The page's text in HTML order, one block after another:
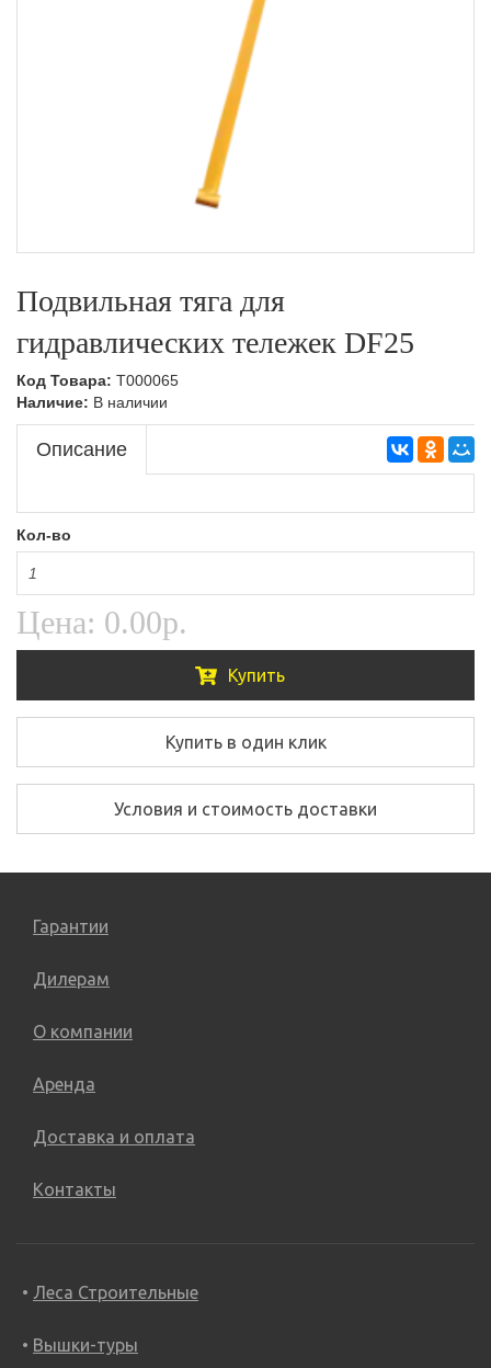
Подвильная тяга для
гидравлических тележек DF25
Код Товара: T000065
Наличие: В наличии
Описание
Кол-во
Цена: 0.00р.
Купить
Купить в один клик
Условия и стоимость доставки
Гарантии
Дилерам
О компании
Аренда
Доставка и оплата
Контакты
Леса Строительные
Вышки-туры